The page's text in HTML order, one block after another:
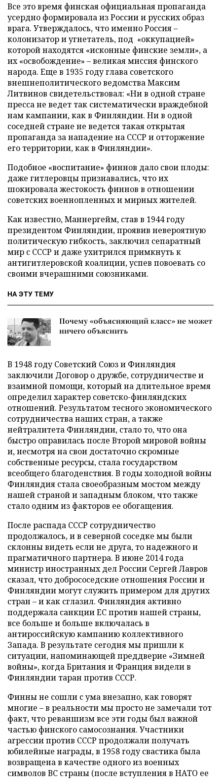
Все это время финская официальная пропаганда
усердно формировала из России и русских образ
врага. Утверждалось, что именно Россия –
колонизатор и угнетатель, под «оккупацией»
которой находятся «исконные финские земли», а
их «освобождение» – великая миссия финского
народа. Еще в 1935 году глава советского
внешнеполитического ведомства Максим
Литвинов свидетельствовал: «Ни в одной стране
пресса не ведет так систематически враждебной
нам кампании, как в Финляндии. Ни в одной
соседней стране не ведется такая открытая
пропаганда за нападение на СССР и отторжение
его территории, как в Финляндии».
Подобное «воспитание» финнов дало свои плоды:
даже гитлеровцы признавались, что их
шокировала жестокость финнов в отношении
советских военнопленных и мирных жителей.
Как известно, Маннергейм, став в 1944 году
президентом Финляндии, проявив невероятную
политическую гибкость, заключил сепаратный
мир с СССР и даже ухитрился примкнуть к
антигитлеровской коалиции, успев повоевать со
своими вчерашними союзниками.
НА ЭТУ ТЕМУ
Почему «объясняющий класс» не может
ничего объяснить
В 1948 году Советский Союз и Финляндия
заключили Договор о дружбе, сотрудничестве и
взаимной помощи, который на длительное время
определил характер советско-финляндских
отношений. Результатом тесного экономического
сотрудничества наших стран, а также
нейтралитета Финляндии, стало то, что она
быстро оправилась после Второй мировой войны
и, несмотря на свои достаточно скромные
собственные ресурсы, стала государством
всеобщего благоденствия. В годы холодной войны
Финляндия стала своеобразным мостом между
нашей страной и западным блоком, что также
стало одним из факторов ее обогащения.
После распада СССР сотрудничество
продолжалось, и в северной соседке мы были
склонны видеть если не друга, то надежного и
прагматичного партнера. В июне 2014 года
министр иностранных дел России Сергей Лавров
сказал, что добрососедские отношения России и
Финляндии могут служить примером для других
стран – и как сглазил. Финляндия активно
поддержала санкции ЕС против нашей страны,
все больше и больше включалась в
антироссийскую кампанию коллективного
Запада. В результате сегодня мы пришли к
ситуации, напоминающей преддверие «Зимней
войны», когда Британия и Франция видели в
Финляндии таран против СССР.
Финны не сошли с ума внезапно, как говорят
многие – в реальности мы просто не замечали тот
факт, что реваншизм все эти годы был важной
частью финского самосознания. Участники
агрессии против СССР продолжали получать
юбилейные награды, в 1958 году свастика была
возвращена в качестве одного из военных
символов ВС страны (после вступления в НАТО ее